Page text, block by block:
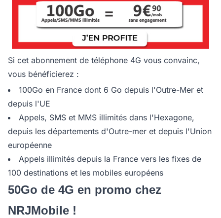
Si cet abonnement de téléphone 4G vous convainc,
vous bénéficierez :
100Go en France dont 6 Go depuis l'Outre-Mer et
depuis l'UE
Appels, SMS et MMS illimités dans l'Hexagone,
depuis les départements d'Outre-mer et depuis l'Union
européenne
Appels illimités depuis la France vers les fixes de
100 destinations et les mobiles européens
50Go de 4G en promo chez
NRJMobile !